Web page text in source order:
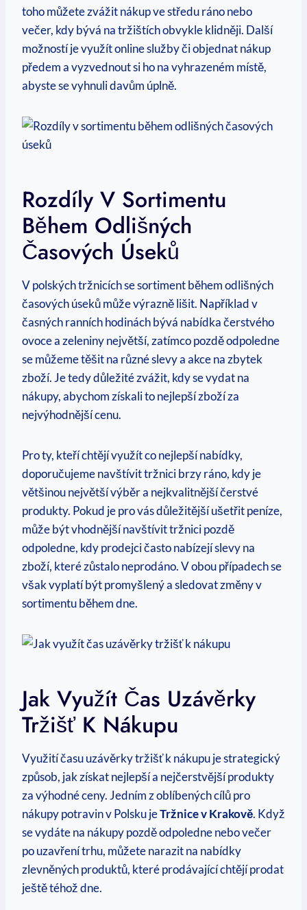
toho můžete zvážit nákup ve středu ráno nebo
večer, kdy bývá na tržištích obvykle klidněji. Další
možností je využít online služby či objednat nákup
předem a vyzvednout si ho na vyhrazeném místě,
abyste se vyhnuli davům úplně.
Rozdíly V Sortimentu
Během Odlišných
Časových Úseků
V polských tržnicích se sortiment během odlišných
časových úseků může výrazně lišit. Například v
časných ranních hodinách bývá nabídka čerstvého
ovoce a zeleniny největší, zatímco pozdě odpoledne
se můžeme těšit na různé slevy a akce na zbytek
zboží. Je tedy důležité zvážit, kdy se vydat na
nákupy, abychom získali to nejlepší zboží za
nejvýhodnější cenu.
Pro ty, kteří chtějí využít co nejlepší nabídky,
doporučujeme navštívit tržnici brzy ráno, kdy je
většinou největší výběr a nejkvalitnější čerstvé
produkty. Pokud je pro vás důležitější ušetřit peníze,
může být vhodnější navštívit tržnici pozdě
odpoledne, kdy prodejci často nabízejí slevy na
zboží, které zůstalo neprodáno. V obou případech se
však vyplatí být promyšlený a sledovat změny v
sortimentu během dne.
Jak Využít Čas Uzávěrky
Tržišť K Nákupu
Využití času uzávěrky tržišť k nákupu je strategický
způsob, jak získat nejlepší a nejčerstvější produkty
za výhodné ceny. Jedním z oblíbených cílů pro
nákupy potravin v Polsku jeTržnice v Krakově. Když
se vydáte na nákupy pozdě odpoledne nebo večer
po uzavření trhu, můžete narazit na nabídky
zlevněných produktů, které prodávající chtějí prodat
ještě téhož dne.